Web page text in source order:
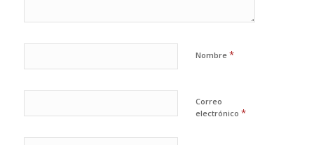
Nombre *
Correo
electrónico *